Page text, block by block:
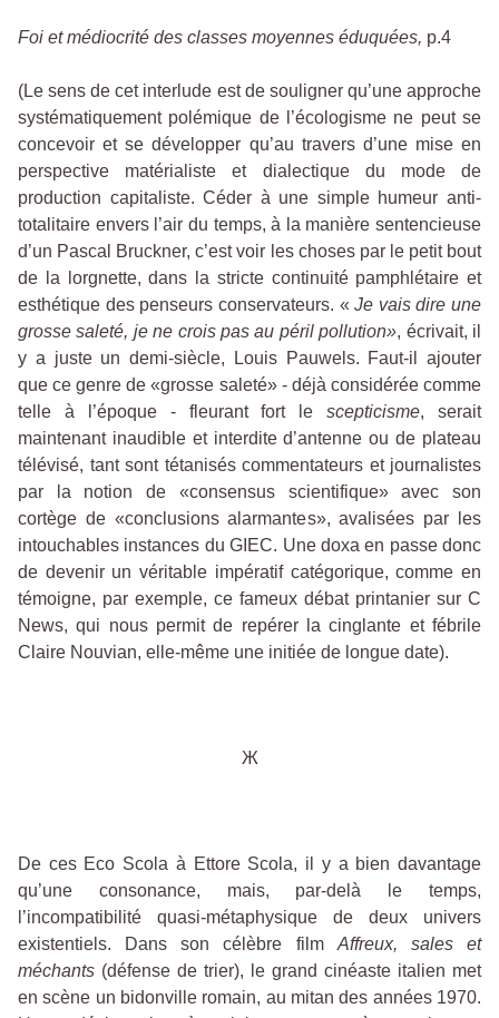
Foi et médiocrité des classes moyennes éduquées, p.4
(Le sens de cet interlude est de souligner qu’une approche
systématiquement polémique de l’écologisme ne peut se
concevoir et se développer qu’au travers d’une mise en
perspective matérialiste et dialectique du mode de
production capitaliste. Céder à une simple humeur anti-
totalitaire envers l’air du temps, à la manière sentencieuse
d’un Pascal Bruckner, c’est voir les choses par le petit bout
de la lorgnette, dans la stricte continuité pamphlétaire et
esthétique des penseurs conservateurs. «Je vais dire une
grosse saleté, je ne crois pas au péril pollution», écrivait, il
y a juste un demi-siècle, Louis Pauwels. Faut-il ajouter
que ce genre de «grosse saleté» - déjà considérée comme
telle à l’époque - fleurant fort lescepticisme, serait
maintenant inaudible et interdite d’antenne ou de plateau
télévisé, tant sont tétanisés commentateurs et journalistes
par la notion de «consensus scientifique» avec son
cortège de «conclusions alarmantes», avalisées par les
intouchables instances du GIEC. Une doxa en passe donc
de devenir un véritable impératif catégorique, comme en
témoigne, par exemple, ce fameux débat printanier sur C
News, qui nous permit de repérer la cinglante et fébrile
Claire Nouvian, elle-même une initiée de longue date).
Ж
De ces Eco Scola à Ettore Scola, il y a bien davantage
qu’une consonance, mais, par-delà le temps,
l’incompatibilité quasi-métaphysique de deux univers
existentiels. Dans son célèbre film Affreux, sales et
méchants (défense de trier), le grand cinéaste italien met
en scène un bidonville romain, au mitan des années 1970.